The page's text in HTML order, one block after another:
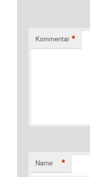
Kommentar *
Name *